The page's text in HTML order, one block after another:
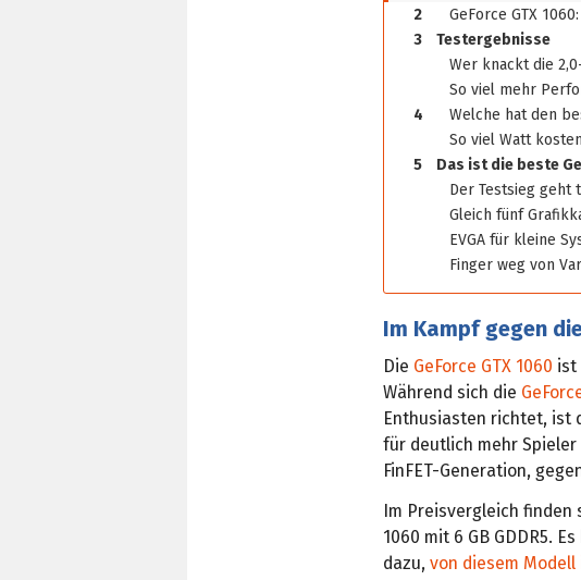
2
GeForce GTX
3
Testergebnisse
Wer knackt die
So viel mehr
4
Welche hat den
So viel Watt
5
Das ist die beste
Der Testsieg geht
Gleich fünf
EVGA für kleine
Finger weg von
Im Kampf gegen
Die GeForce GTX 1060 ist
Während sich die
Enthusiasten richtet, ist
für deutlich mehr
FinFET-Generation,
Im Preisvergleich finden
1060 mit 6 GB GDDR5.
dazu, von diesem